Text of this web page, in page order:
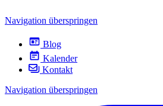
Navigation überspringen
Blog
Kalender
Kontakt
Navigation überspringen